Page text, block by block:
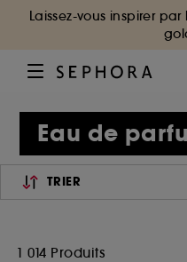
Laissez-vous inspirer
Eau de
TRIER
1 014 Produits